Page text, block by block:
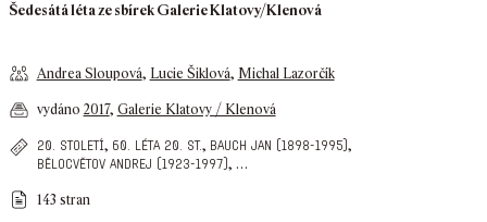
Šedesátá léta ze sbírek Galerie Klatovy/Klenová
Andrea Sloupová, Lucie Šiklová, Michal Lazorčík
vydáno 2017, Galerie Klatovy / Klenová
20. století, 60. léta 20. st., bauch jan (1898-1995),
bělocvětov andrej (1923-1997), …
143 stran